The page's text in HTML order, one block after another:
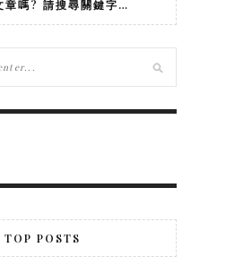
章嗎? 請搜尋關鍵字…
TOP POSTS